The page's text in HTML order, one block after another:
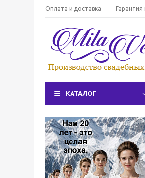
Оплата и доставка Гарантия
КАТАЛОГ